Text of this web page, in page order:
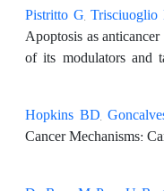
Pistritto G,
Apoptosis as
of its modulators and
Hopkins BD,
Cancer Mechanisms: